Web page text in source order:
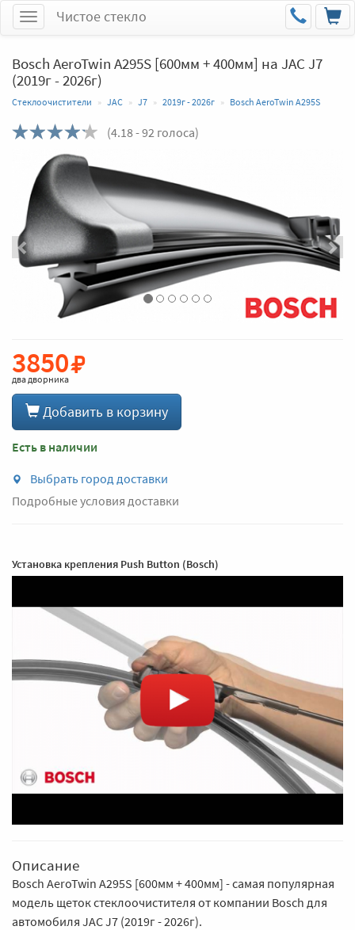
МенюЧистое стекло
Bosch AeroTwin A295S [600мм + 400мм] на JAC J7
(2019г - 2026г)
Стеклоочистители JAC J7 2019г - 2026г Bosch AeroTwin A295S
(4.18- 92 голоса)
Назад
3850
два дворника
Добавить в корзину
Есть в наличии
Выбрать город доставки
Подробные условия доставки
Установка крепления Push Button (Bosch)
Описание
Bosch AeroTwin A295S [600мм + 400мм] - самая популярная
модель щеток стеклоочистителя от компании Bosch для
автомобиля JAC J7 (2019г - 2026г).